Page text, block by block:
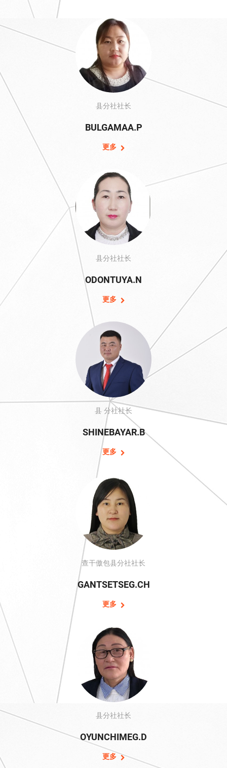
县分社社长
BULGAMAA.Р
更多
县分社社长
ODONTUYA.N
更多
县 分社社长
SHINEBAYAR.B
更多
查干傲包县分社社长
GANTSETSEG.CH
更多
县分社社长
OYUNCHIMEG.D
更多